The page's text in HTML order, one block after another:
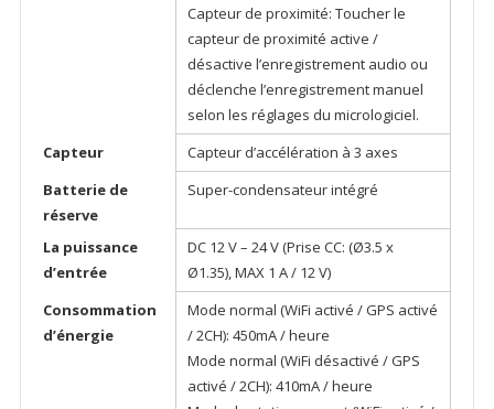
Capteur de proximité: Toucher le
capteur de proximité active /
désactive l’enregistrement audio ou
déclenche l’enregistrement manuel
selon les réglages du micrologiciel.
Capteur
Capteur d’accélération à 3 axes
Batterie de
réserve
Super-condensateur intégré
La puissance
d’entrée
DC 12 V – 24 V (Prise CC: (Ø3.5 x
Ø1.35), MAX 1 A / 12 V)
Consommation
d’énergie
Mode normal (WiFi activé / GPS activé
/ 2CH): 450mA / heure
Mode normal (WiFi désactivé / GPS
activé / 2CH): 410mA / heure